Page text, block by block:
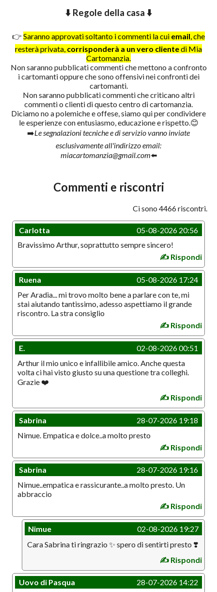
⬇️ Regole della casa ⬇️
👉 Saranno approvati soltanto i commenti la cui email , che
resterà privata, corrisponderà a un vero clientedi Mia
Cartomanzia.
Non saranno pubblicati commenti che mettono a confronto
i cartomanti oppure che sono offensivi nei confronti dei
cartomanti.
Non saranno pubblicati commenti che criticano altri
commenti o clienti di questo centro di cartomanzia.
Diciamo no a polemiche e offese, siamo qui per condividere
le esperienze con entusiasmo, educazione e rispetto.😊
➡️Le segnalazioni tecniche e di servizio vanno inviate
esclusivamente all'indirizzo email:
miacartomanzia@gmail.com⬅️
Commenti e riscontri
Ci sono 4466 riscontri.
Carlotta
05-08-2026 20:56
Bravissimo Arthur, soprattutto sempre sincero!
✍️ Rispondi
Ruena
05-08-2026 17:24
Per Aradia... mi trovo molto bene a parlare con te, mi
stai aiutando tantissimo, adesso aspettiamo il grande
riscontro. La stra consiglio
✍️ Rispondi
E.
02-08-2026 00:51
Arthur il mio unico e infallibile amico. Anche questa
volta ci hai visto giusto su una questione tra colleghi.
Grazie ❤️
✍️ Rispondi
Sabrina
28-07-2026 19:18
Nimue. Empatica e dolce..a molto presto
✍️ Rispondi
Sabrina
28-07-2026 19:16
Nimue..empatica e rassicurante..a molto presto. Un
abbraccio
✍️ Rispondi
Nimue
02-08-2026 19:27
Cara Sabrina ti ringrazio ✨ spero di sentirti presto ❣️
✍️ Rispondi
Uovo di Pasqua
28-07-2026 14:22